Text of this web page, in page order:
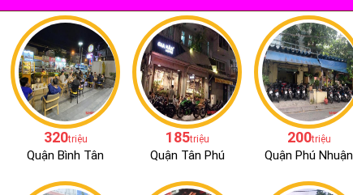
320triệu
Quận Bình Tân
185triệu
Quận Tân Phú
200triệu
Quận Phú Nhuận